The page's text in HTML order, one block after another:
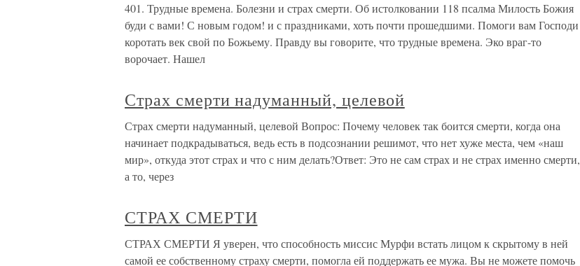
401. Трудные времена. Болезни и страх смерти. Об истолковании 118 псалма Милость Божия
буди с вами! С новым годом! и с праздниками, хоть почти прошедшими. Помоги вам Господи
коротать век свой по Божьему. Правду вы говорите, что трудные времена. Эко враг-то
ворочает. Нашел
Страх смерти надуманный, целевой
Страх смерти надуманный, целевой Вопрос: Почему человек так боится смерти, когда она
начинает подкрадываться, ведь есть в подсознании решимот, что нет хуже места, чем «наш
мир», откуда этот страх и что с ним делать?Ответ: Это не сам страх и не страх именно смерти,
а то, через
СТРАХ СМЕРТИ
СТРАХ СМЕРТИ Я уверен, что способность миссис Мурфи встать лицом к скрытому в ней
самой ее собственному страху смерти, помогла ей поддержать ее мужа. Вы не можете помочь